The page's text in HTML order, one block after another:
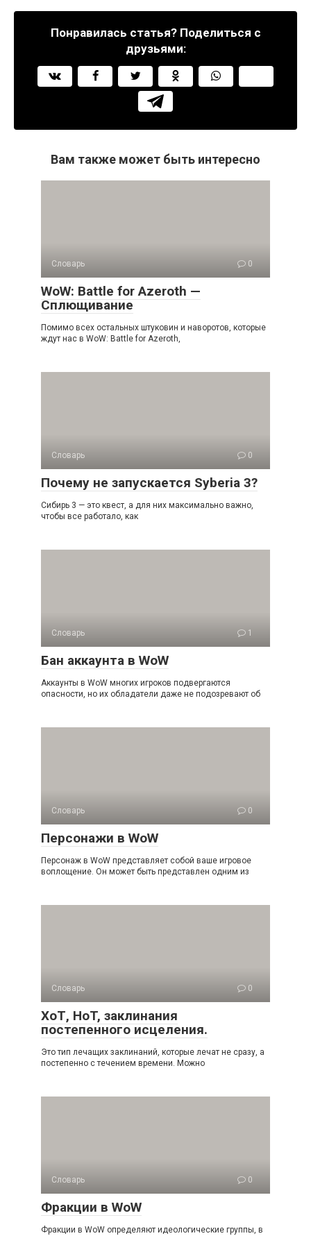
Понравилась статья? Поделиться с
друзьями:
Вам также может быть интересно
Словарь 0
WoW: Battle for Azeroth —
Сплющивание
Помимо всех остальных штуковин и наворотов, которые
ждут нас в WoW: Battle for Azeroth,
Словарь 0
Почему не запускается Syberia 3?
Сибирь 3 — это квест, а для них максимально важно,
чтобы все работало, как
Словарь 1
Бан аккаунта в WoW
Аккаунты в WoW многих игроков подвергаются
опасности, но их обладатели даже не подозревают об
Словарь 0
Персонажи в WoW
Персонаж в WoW представляет собой ваше игровое
воплощение. Он может быть представлен одним из
Словарь 0
ХоТ, HoT, заклинания
постепенного исцеления.
Это тип лечащих заклинаний, которые лечат не сразу, а
постепенно с течением времени. Можно
Словарь 0
Фракции в WoW
Фракции в WoW определяют идеологические группы, в